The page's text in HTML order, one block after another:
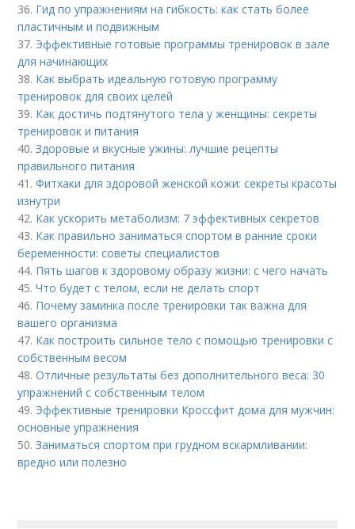
36. Гид по упражнениям на гибкость: как стать более
пластичным и подвижным
37. Эффективные готовые программы тренировок в зале
для начинающих
38. Как выбрать идеальную готовую программу
тренировок для своих целей
39. Как достичь подтянутого тела у женщины: секреты
тренировок и питания
40.Здоровые и вкусные ужины: лучшие рецепты
правильного питания
41.Фитхаки для здоровой женской кожи: секреты красоты
изнутри
42. Как ускорить метаболизм: 7 эффективных секретов
43. Как правильно заниматься спортом в ранние сроки
беременности: советы специалистов
44. Пять шагов к здоровому образу жизни: с чего начать
45.Что будет с телом, если не делать спорт
46. Почему заминка после тренировки так важна для
вашего организма
47. Как построить сильное тело с помощью тренировки с
собственным весом
48.Отличные результаты без дополнительного веса: 30
упражнений с собственным телом
49. Эффективные тренировки Кроссфит дома для мужчин:
основные упражнения
50.Заниматься спортом при грудном вскармливании:
вредно или полезно